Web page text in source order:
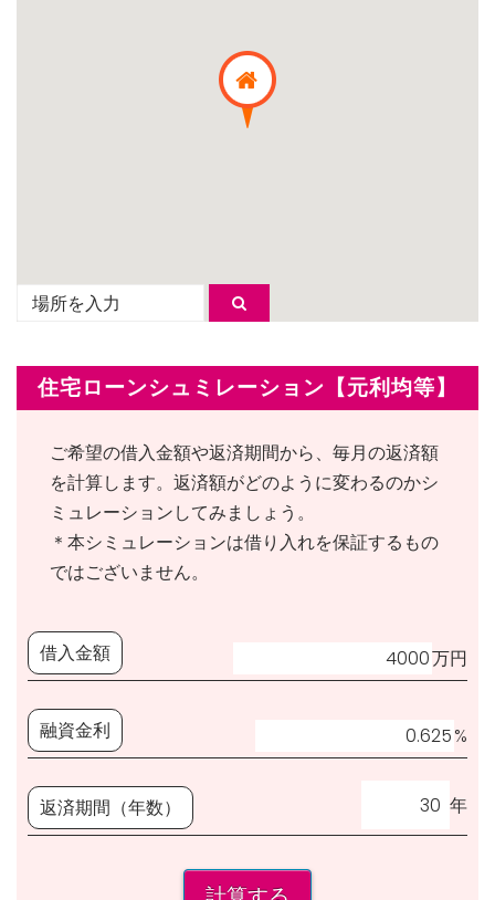
住宅ローンシュミレーション【元利均等】
ご希望の借入金額や返済期間から、毎月の返済額
を計算します。返済額がどのように変わるのかシ
ミュレーションしてみましょう。
＊本シミュレーションは借り入れを保証するもの
ではございません。
借入金額 万円
融資金利 %
返済期間（年数） 年